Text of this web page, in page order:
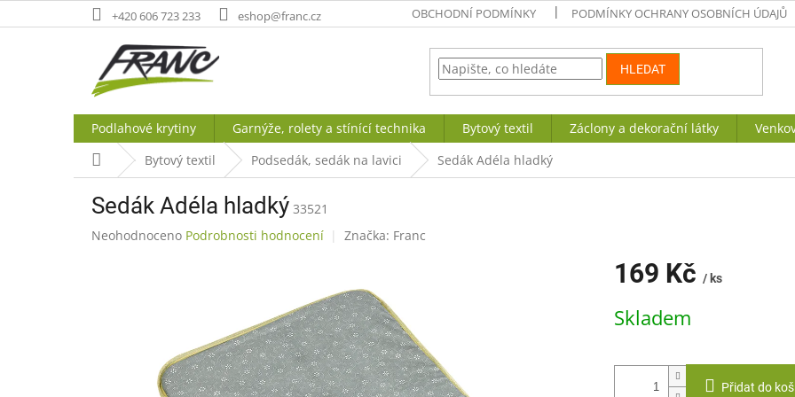
na
+420 606 723 233 eshop@franc.cz OBCHODNÍ PODMÍNKY PODMÍNKY OCHRANY OSOBNÍCH ÚDAJŮ
HLEDAT
Podlahové krytiny Garnýže, rolety a stínící technika Bytový textil Záclony a dekorační látky
Domů Bytový textil Podsedák, sedák na lavici Sedák Adéla hladký
Sedák Adéla hladký 33521
Průměrné
Neohodnoceno Podrobnosti hodnocení Značka: Franc
169 Kč / ks
cena:
Skladem
Přidat do